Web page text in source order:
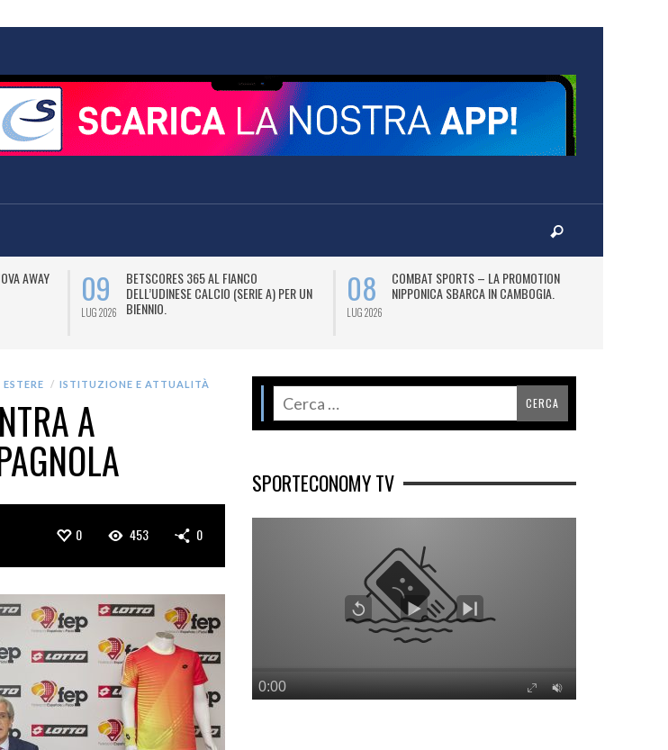
AWAY
09
LUG 2026
BETSCORES 365 AL FIANCO
DELL’UDINESE CALCIO (SERIE A) PER UN
BIENNIO.
08
LUG 2026
COMBAT SPORTS – LA PROMOTION
NIPPONICA SBARCA IN CAMBOGIA.
ISTITUZIONE E ATTUALITÀ
A
0 453 0
SPORTECONOMY TV